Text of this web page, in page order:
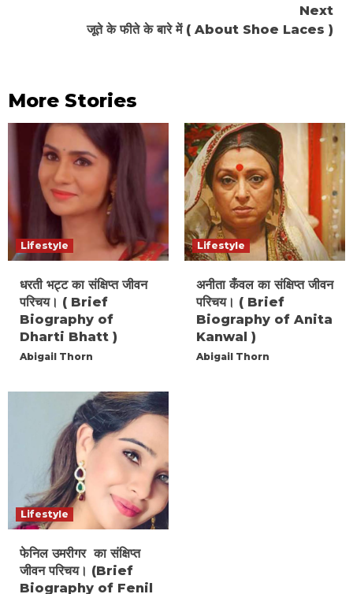
Next
जूते के फीते के बारे में ( About Shoe Laces )
More Stories
Lifestyle
धरती भट्ट का संक्षिप्त जीवन
परिचय। ( Brief
Biography of
Dharti Bhatt )
Abigail Thorn
Lifestyle
अनीता कँवल का संक्षिप्त जीवन
परिचय। ( Brief
Biography of Anita
Kanwal )
Abigail Thorn
Lifestyle
फेनिल उमरीगर का संक्षिप्त
जीवन परिचय। (Brief
Biography of Fenil